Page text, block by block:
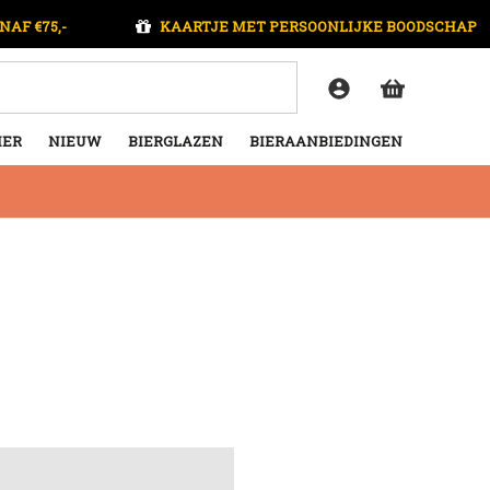
€75,- KAARTJE MET PERSOONLIJKE BOODSCHAP
NIEUW BIERGLAZEN BIERAANBIEDINGEN